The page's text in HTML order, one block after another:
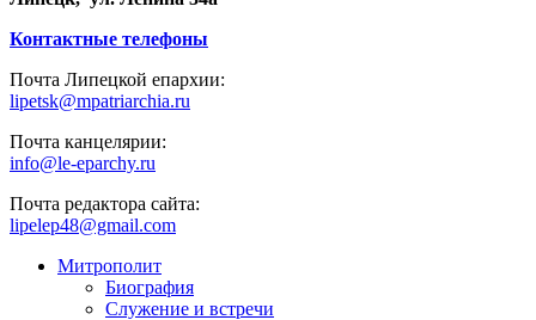
Контактные телефоны
Почта Липецкой епархии:
lipetsk@mpatriarchia.ru
Почта канцелярии:
info@le-eparchy.ru
Почта редактора сайта:
lipelep48@gmail.com
Митрополит
Биография
Служение и встречи